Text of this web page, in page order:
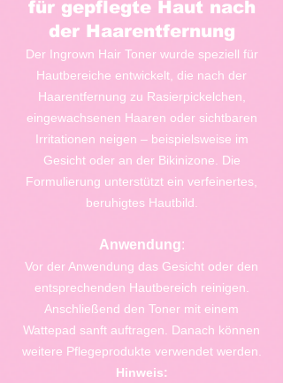
für gepflegte Haut nach
der Haarentfernung
Der Ingrown Hair Toner wurde speziell für
Hautbereiche entwickelt, die nach der
Haarentfernung zu Rasierpickelchen,
eingewachsenen Haaren oder sichtbaren
Irritationen neigen – beispielsweise im
Gesicht oder an der Bikinizone. Die
Formulierung unterstützt ein verfeinertes,
beruhigtes Hautbild.
Anwendung:
Vor der Anwendung das Gesicht oder den
entsprechenden Hautbereich reinigen.
Anschließend den Toner mit einem
Wattepad sanft auftragen. Danach können
weitere Pflegeprodukte verwendet werden.
Hinweis: